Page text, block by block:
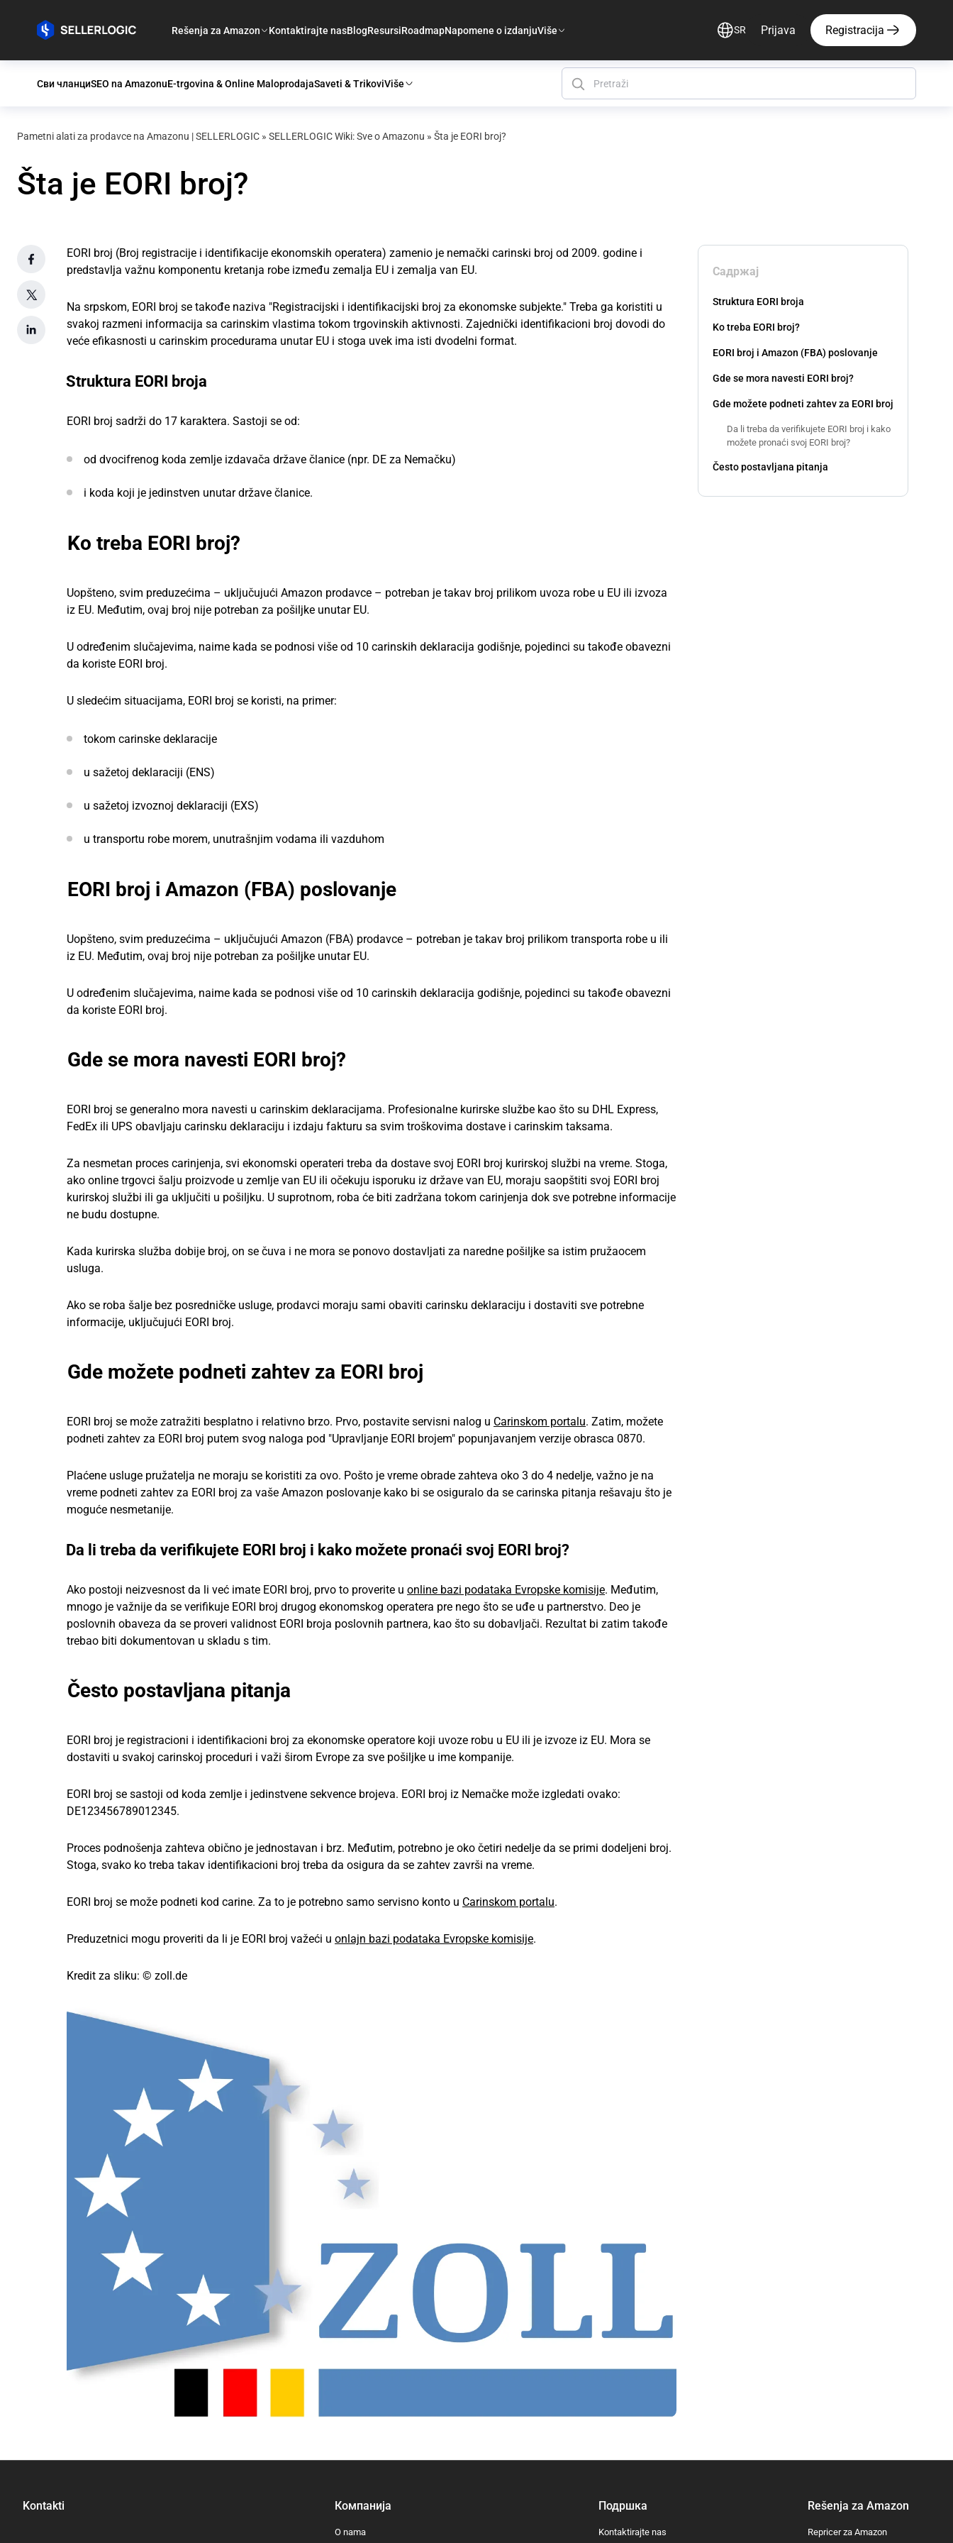
Rešenja za Amazon Kontaktirajte nasBlogResursiRoadmapNapomene o izdanjuViše SR Prijava Registracija
Сви чланциSEO na AmazonuE-trgovina & Online MaloprodajaSaveti & TrikoviViše
Pametni alati za prodavce na Amazonu | SELLERLOGIC » SELLERLOGIC Wiki: Sve o Amazonu » Šta je EORI broj?
Šta je EORI broj?
Садржај
Struktura EORI broja
Ko treba EORI broj?
EORI broj i Amazon (FBA) poslovanje
Gde se mora navesti EORI broj?
Gde možete podneti zahtev za EORI broj
Da li treba da verifikujete EORI broj i kako
možete pronaći svoj EORI broj?
Često postavljana pitanja
EORI broj (Broj registracije i identifikacije ekonomskih operatera) zamenio je nemački carinski broj od 2009. godine i
predstavlja važnu komponentu kretanja robe između zemalja EU i zemalja van EU.
Na srpskom, EORI broj se takođe naziva "Registracijski i identifikacijski broj za ekonomske subjekte." Treba ga koristiti u
svakoj razmeni informacija sa carinskim vlastima tokom trgovinskih aktivnosti. Zajednički identifikacioni broj dovodi do
veće efikasnosti u carinskim procedurama unutar EU i stoga uvek ima isti dvodelni format.
Struktura EORI broja
EORI broj sadrži do 17 karaktera. Sastoji se od:
od dvocifrenog koda zemlje izdavača države članice (npr. DE za Nemačku)
i koda koji je jedinstven unutar države članice.
Ko treba EORI broj?
Uopšteno, svim preduzećima – uključujući Amazon prodavce – potreban je takav broj prilikom uvoza robe u EU ili izvoza
iz EU. Međutim, ovaj broj nije potreban za pošiljke unutar EU.
U određenim slučajevima, naime kada se podnosi više od 10 carinskih deklaracija godišnje, pojedinci su takođe obavezni
da koriste EORI broj.
U sledećim situacijama, EORI broj se koristi, na primer:
tokom carinske deklaracije
u sažetoj deklaraciji (ENS)
u sažetoj izvoznoj deklaraciji (EXS)
u transportu robe morem, unutrašnjim vodama ili vazduhom
EORI broj i Amazon (FBA) poslovanje
Uopšteno, svim preduzećima – uključujući Amazon (FBA) prodavce – potreban je takav broj prilikom transporta robe u ili
iz EU. Međutim, ovaj broj nije potreban za pošiljke unutar EU.
U određenim slučajevima, naime kada se podnosi više od 10 carinskih deklaracija godišnje, pojedinci su takođe obavezni
da koriste EORI broj.
Gde se mora navesti EORI broj?
EORI broj se generalno mora navesti u carinskim deklaracijama. Profesionalne kurirske službe kao što su DHL Express,
FedEx ili UPS obavljaju carinsku deklaraciju i izdaju fakturu sa svim troškovima dostave i carinskim taksama.
Za nesmetan proces carinjenja, svi ekonomski operateri treba da dostave svoj EORI broj kurirskoj službi na vreme. Stoga,
ako online trgovci šalju proizvode u zemlje van EU ili očekuju isporuku iz države van EU, moraju saopštiti svoj EORI broj
kurirskoj službi ili ga uključiti u pošiljku. U suprotnom, roba će biti zadržana tokom carinjenja dok sve potrebne informacije
ne budu dostupne.
Kada kurirska služba dobije broj, on se čuva i ne mora se ponovo dostavljati za naredne pošiljke sa istim pružaocem
usluga.
Ako se roba šalje bez posredničke usluge, prodavci moraju sami obaviti carinsku deklaraciju i dostaviti sve potrebne
informacije, uključujući EORI broj.
Gde možete podneti zahtev za EORI broj
EORI broj se može zatražiti besplatno i relativno brzo. Prvo, postavite servisni nalog u Carinskom portalu. Zatim, možete
podneti zahtev za EORI broj putem svog naloga pod "Upravljanje EORI brojem" popunjavanjem verzije obrasca 0870.
Plaćene usluge pružatelja ne moraju se koristiti za ovo. Pošto je vreme obrade zahteva oko 3 do 4 nedelje, važno je na
vreme podneti zahtev za EORI broj za vaše Amazon poslovanje kako bi se osiguralo da se carinska pitanja rešavaju što je
moguće nesmetanije.
Da li treba da verifikujete EORI broj i kako možete pronaći svoj EORI broj?
Ako postoji neizvesnost da li već imate EORI broj, prvo to proverite u online bazi podataka Evropske komisije. Međutim,
mnogo je važnije da se verifikuje EORI broj drugog ekonomskog operatera pre nego što se uđe u partnerstvo. Deo je
poslovnih obaveza da se proveri validnost EORI broja poslovnih partnera, kao što su dobavljači. Rezultat bi zatim takođe
trebao biti dokumentovan u skladu s tim.
Često postavljana pitanja
EORI broj je registracioni i identifikacioni broj za ekonomske operatore koji uvoze robu u EU ili je izvoze iz EU. Mora se
dostaviti u svakoj carinskoj proceduri i važi širom Evrope za sve pošiljke u ime kompanije.
EORI broj se sastoji od koda zemlje i jedinstvene sekvence brojeva. EORI broj iz Nemačke može izgledati ovako:
DE123456789012345.
Proces podnošenja zahteva obično je jednostavan i brz. Međutim, potrebno je oko četiri nedelje da se primi dodeljeni broj.
Stoga, svako ko treba takav identifikacioni broj treba da osigura da se zahtev završi na vreme.
EORI broj se može podneti kod carine. Za to je potrebno samo servisno konto u Carinskom portalu.
Preduzetnici mogu proveriti da li je EORI broj važeći u onlajn bazi podataka Evropske komisije.
Kredit za sliku: © zoll.de
Kontakti Компанија
O nama
Подршка
Kontaktirajte nas
Rešenja za Amazon
Repricer za Amazon